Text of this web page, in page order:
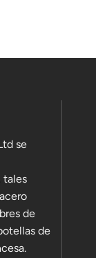
se
tales
de
de